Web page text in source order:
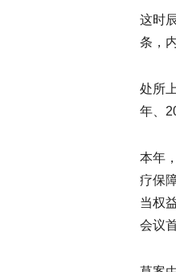
这时
条，
处所
年、
本年
疗保
当权
会议